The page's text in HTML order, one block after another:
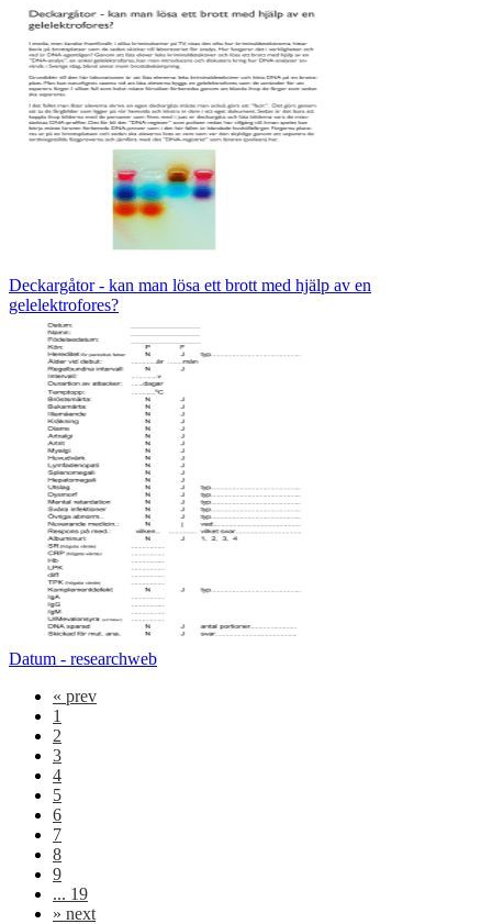
Deckargåtor - kan man lösa ett brott med hjälp av en
gelelektrofores?
Datum - researchweb
« prev
1
2
3
4
5
6
7
8
9
... 19
» next